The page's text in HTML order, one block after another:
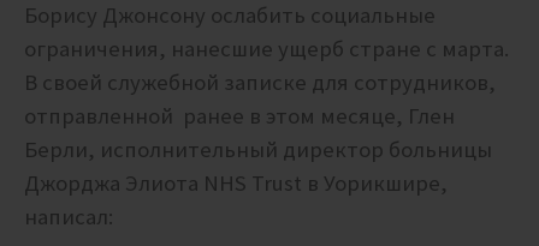
Борису Джонсону ослабить социальные
ограничения, нанесшие ущерб стране с марта.
В своей служебной записке для сотрудников,
отправленной ранее в этом месяце, Глен
Берли, исполнительный директор больницы
Джорджа Элиота NHS Trust в Уорикшире,
написал: